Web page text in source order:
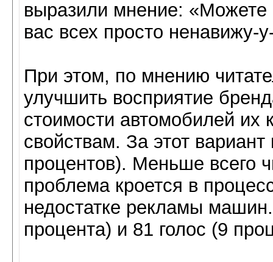
выразили мнение:
вас всех просто ненавижу-
При этом, по мнению
улучшить восприятие
стоимости автомобилей их
свойствам. За этот
процентов). Меньше всего
проблема кроется в
недостатке рекламы
процента) и 81 голос (9